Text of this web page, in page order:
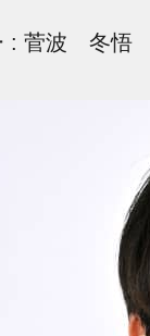
: 菅波 冬悟